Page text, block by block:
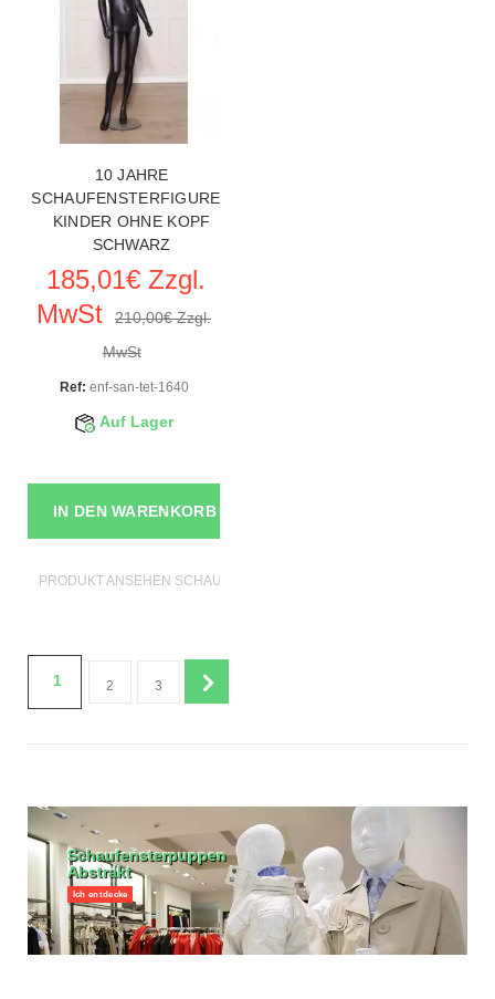
10 JAHRE
SCHAUFENSTERFIGUREN
KINDER OHNE KOPF
SCHWARZ
185,01€ Zzgl.
MwSt
210,00€ Zzgl.
MwSt
Ref: enf-san-tet-1640
Auf Lager
IN DEN WARENKORB
PRODUKT ANSEHEN SCHAUFENSTERFIGUREN
1 2 3
Schaufensterpuppen
Abstrakt
Ich entdecke